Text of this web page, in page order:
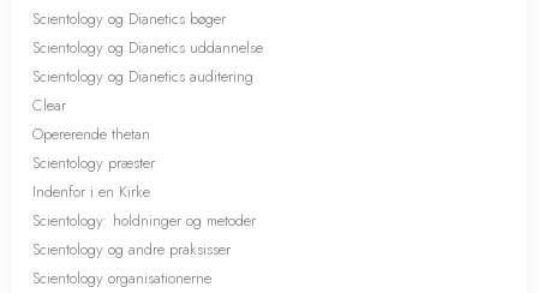
Scientology og Dianetics bøger
Scientology og Dianetics uddannelse
Scientology og Dianetics auditering
Clear
Opererende thetan
Scientology præster
Indenfor i en Kirke
Scientology: holdninger og metoder
Scientology og andre praksisser
Scientology organisationerne